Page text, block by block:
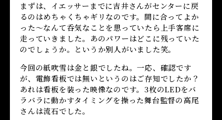
まずは、イエッサーまでに吉井さんがセンターに戻
るのはめちゃくちゃギリなのです。間に合ってよか
った〜なんて呑気なことを思っていたら上手客席に
走っていきました。あのパワーはどこに残っていた
のでしょうか。というか別人がいました笑。
今回の紙吹雪は金と銀でしたね。一応、確認です
が、電飾看板では無いというのはご存知でしたか？
あれは看板を装った映像なのです。3枚のLEDをバ
ラバラに動かすタイミングを操った舞台監督の高尾
さんは流石でした。